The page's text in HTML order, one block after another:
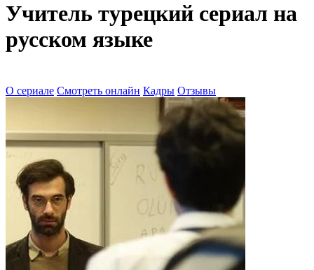
Учитель турецкий сериал на
русском языке
О сериале Смотреть онлайн Кадры Отзывы